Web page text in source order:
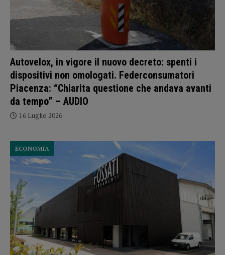
Autovelox, in vigore il nuovo decreto: spenti i
dispositivi non omologati. Federconsumatori
Piacenza: “Chiarita questione che andava avanti
da tempo” – AUDIO
16 Luglio 2026
ECONOMIA